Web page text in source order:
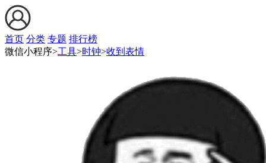
首页 分类 专题 排行榜
微信小程序>工具>时钟>收到表情